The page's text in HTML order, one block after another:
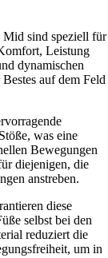
sind speziell für
Leistung
dynamischen
auf dem Feld
was eine
Bewegungen
diejenigen, die
anstreben.
diese
selbst bei den
reduziert die
um in